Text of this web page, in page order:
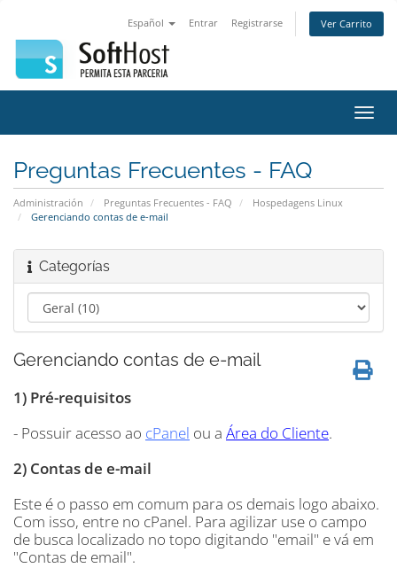
Español Entrar Registrarse Ver Carrito
Preguntas Frecuentes - FAQ
Administración Preguntas Frecuentes - FAQ
Hospedagens Linux
Gerenciando contas de e-mail
Categorías
Gerenciando contas de e-mail
1) Pré-requisitos
- Possuir acesso ao cPanel ou a Área do Cliente.
2) Contas de e-mail
Este é o passo em comum para os demais logo abaixo.
Com isso, entre no cPanel. Para agilizar use o campo
de busca localizado no topo digitando "email" e vá em
"Contas de email".